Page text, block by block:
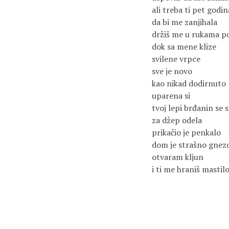
ali treba ti pet
da bi me zanjihala
držiš me u rukama
dok sa mene klize
svilene vrpce
sve je novo
kao nikad dodirnuto
uparena si
tvoj lepi brđanin se
za džep odela
prikačio je penkalo
dom je strašno
otvaram kljun
i ti me hraniš